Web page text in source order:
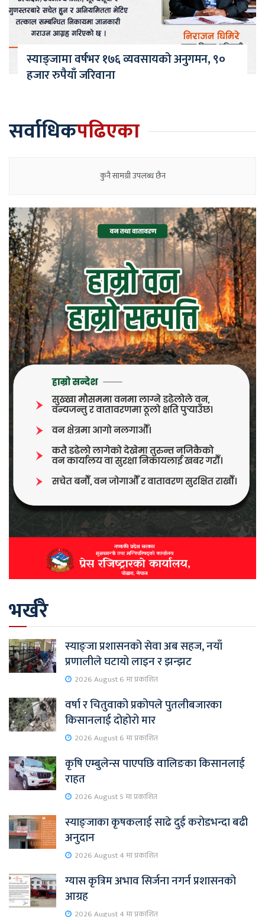
स्याङ्जामा वर्षभर १७६ व्यवसायको अनुगमन, ९०
हजार रुपैयाँ जरिवाना
सर्वाधिकपढिएका
कुनै सामग्री उपलब्ध छैन
भर्खरै
स्याङ्जा प्रशासनको सेवा अब सहज, नयाँ
प्रणालीले घटायो लाइन र झन्झट
2026 August 6 मा प्रकाशित
वर्षा र चितुवाको प्रकोपले पुतलीबजारका
किसानलाई दोहोरो मार
2026 August 6 मा प्रकाशित
कृषि एम्बुलेन्स पाएपछि वालिङका किसानलाई
राहत
2026 August 5 मा प्रकाशित
स्याङ्जाका कृषकलाई साढे दुई करोडभन्दा बढी
अनुदान
2026 August 4 मा प्रकाशित
ग्यास कृत्रिम अभाव सिर्जना नगर्न प्रशासनको
आग्रह
2026 August 4 मा प्रकाशित